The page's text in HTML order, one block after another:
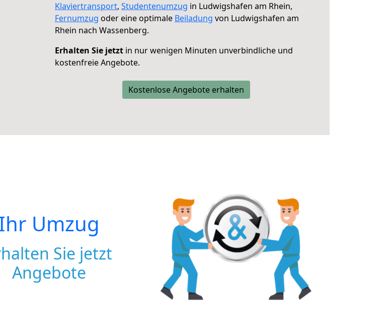
Klaviertransport, Studentenumzug in Ludwigshafen am Rhein,
Fernumzug oder eine optimale Beiladung von Ludwigshafen am
Rhein nach Wassenberg.
Erhalten Sie jetzt in nur wenigen Minuten unverbindliche und
kostenfreie Angebote.
Kostenlose Angebote erhalten
Umzug
Sie jetzt
Angebote